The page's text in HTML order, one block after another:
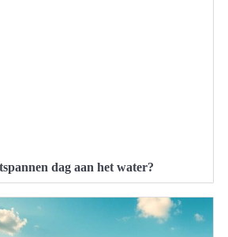
dag aan het water?